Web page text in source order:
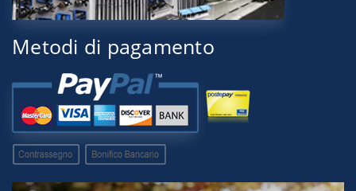
Metodi di pagamento